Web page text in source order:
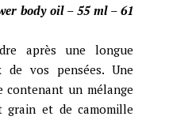
body oil – 55 ml – 61
après une longue
vos pensées. Une
un mélange
grain et de camomille